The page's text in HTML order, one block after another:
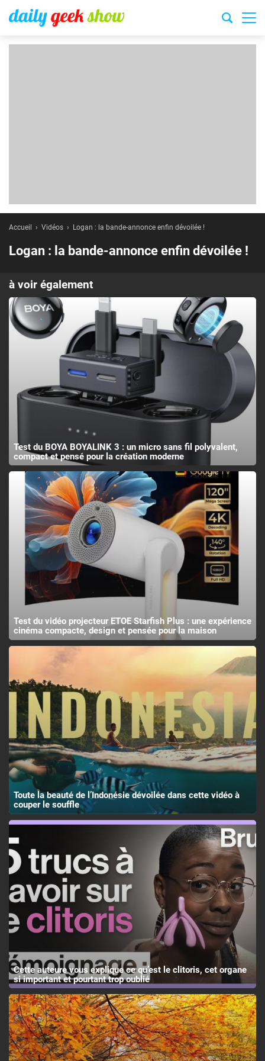
Accueil Vidéos Logan : la bande-annonce enfin dévoilée !
Logan : la bande-annonce enfin dévoilée !
à voir également
Test du BOYA BOYALINK 3 : un micro sans fil polyvalent,
compact et pensé pour la création moderne
Test du vidéo projecteur ETOE Starfish Plus : une expérience
cinéma compacte, design et pensée pour la maison
Toute la beauté de l’Indonésie dévoilée dans cette vidéo à
couper le souffle
Cette auteure vous explique ce qu’est le clitoris, cet organe
si important et pourtant trop oublié